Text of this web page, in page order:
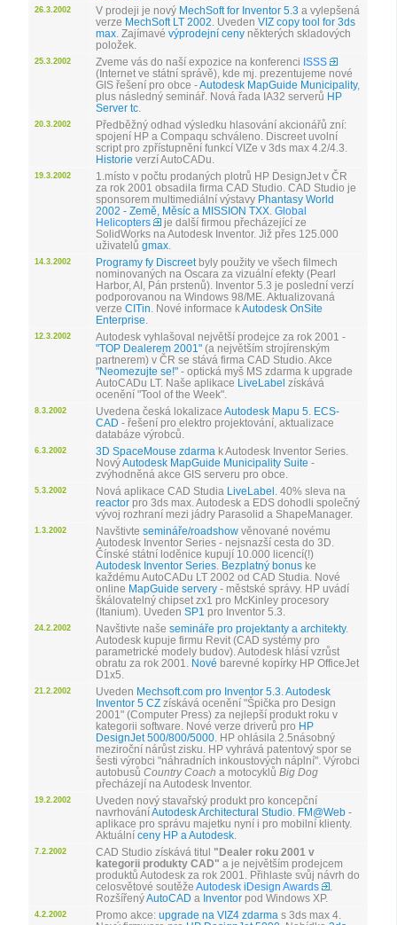
26.3.2002 V prodeji je nový MechSoft for Inventor 5.3 a vylepšená
verze MechSoft LT 2002 . Uveden VIZ copy tool for 3ds
max . Zajímavé výprodejní ceny některých skladových
položek.
25.3.2002 Zveme vás do naší expozice na konferenci ISSS
(Internet ve státní správě), kde mj. prezentujeme nové
GIS řešení pro obce -Autodesk MapGuide Municipality,
plus následný seminář. Nová řada IA32 serverů HP
Server tc
20.3.2002
Předběžný odhad výsledku hlasování akcionářů zní:
spojení HP a Compaqu schváleno. Discreet uvolní
script pro zpřístupnění funkcí VIZe v 3ds max 4.2/4.3.
Historie verzí AutoCADu.
19.3.2002
1.místo v počtu prodaných plotrů HP DesignJet v ČR
za rok 2001 obsadila firma CAD Studio. CAD Studio je
sponsorem multimediální výstavy Phantasy World
2002 - Země, Měsíc a MISSION TXX Global
Helicopters
je další firmou přecházející ze
SolidWorks na Autodesk Inventor. Již přes 125.000
uživatelů gmax
14.3.2002 Programy fy Discreetbyly použity ve všech filmech
nominovaných na Oscara za vizuální efekty (Pearl
Harbor, AI, Pán prstenů). Inventor 5.3 je poslední verzí
podporovanou na Windows 98/ME. Aktualizovaná
verze CITin . Nové informace kAutodesk OnSite
Enterprise
12.3.2002
Autodesk vyhlašoval největší prodejce za rok 2001 -
"TOP Dealerem 2001" (a největším strojírenským
partnerem) v ČR se stává firma CAD Studio. Akce
"Neomezujte se!" - optická myš MS zdarma k upgrade
AutoCADu LT. Naše aplikace LiveLabel získává
ocenění "Tool of the Week".
8.3.2002 Uvedena česká lokalizace Autodesk Mapu 5 ECS-
CAD - řešení pro elektro projektování, aktualizace
databáze výrobců.
6.3.2002 3D SpaceMouse zdarma k Autodesk Inventor Series.
NovýAutodesk MapGuide Municipality Suite -
zvýhodněná akce GIS serveru pro obce.
5.3.2002 Nová aplikace CAD Studia LiveLabel . 40% sleva na
reactor pro 3ds max. Autodesk a EDS dohodli společný
vývoj rozhraní mezi jádry Parasolid a ShapeManager.
1.3.2002 Navštivte semináře/roadshow věnované novému
Autodesk Inventor Series - nejsnazší cesta do 3D.
Čínské státní loděnice kupují 10.000 licencí(!)
Autodesk Inventor Series Bezplatný bonus ke
každému AutoCADu LT 2002 od CAD Studia. Nové
online MapGuide servery - městské správy. HP uvádí
škálovatelný chipset zx1 pro McKinley procesory
(Itanium). Uveden SP1 pro Inventor 5.3.
24.2.2002 Navštivte naše semináře pro projektanty a architekty.
Autodesk kupuje firmu Revit (CAD systémy pro
parametrické modely budov). Autodesk hlásí vzrůst
obratu za rok 2001. Nové barevné kopírky HP OfficeJet
D1x5.
21.2.2002 Uveden Mechsoft.com pro Inventor 5.3 Autodesk
Inventor 5 CZ získává ocenění "Špička pro Design
2001" (Computer Press) za nejlepší produkt roku v
kategorii software. Nové verze driverů pro HP
DesignJet 500/800/5000 . HP ohlásila 2.5násobný
meziroční nárůst zisku. HP vyhrává patentový spor se
šesti výrobci "náhradních inkoustových náplní". Výrobci
autobusů Country Coach a motocyklů Big Dog
přecházejí na Autodesk Inventor.
19.2.2002
Uveden nový stavařský produkt pro koncepční
navrhováníAutodesk Architectural Studio FM@Web -
aplikace pro správu majetku nyní i pro mobilní klienty.
Aktuální ceny HP a Autodesk
7.2.2002 CAD Studio získává titul "Dealer roku 2001 v
kategorii produkty CAD" a je největším prodejcem
produktů Autodesk za rok 2001. Přihlaste svůj návrh do
celosvětové soutěže Autodesk iDesign Awards
RozšířenýAutoCAD a Inventor pod Windows XP.
4.2.2002 Promo akce: upgrade na VIZ4 zdarma s 3ds max 4.